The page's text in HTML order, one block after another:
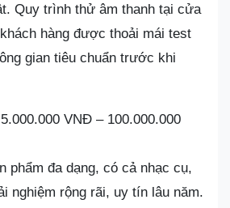
Quy trình thử âm thanh tại cửa
hàng được thoải mái test
gian tiêu chuẩn trước khi
5.000.000 VNĐ – 100.000.000
phẩm đa dạng, có cả nhạc cụ,
nghiệm rộng rãi, uy tín lâu năm.